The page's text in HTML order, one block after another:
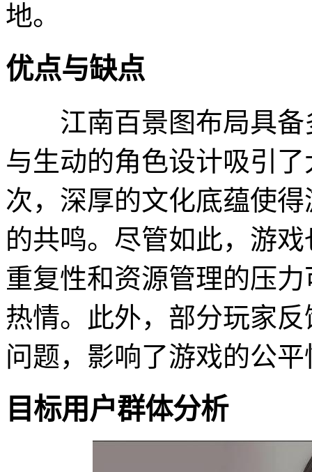
地。
优点与缺点
江南百景图布局具备
与生动的角色设计吸引
次，深厚的文化底蕴使
的共鸣。尽管如此，游
重复性和资源管理的压
热情。此外，部分玩家
问题，影响了游戏的公平
目标用户群体分析